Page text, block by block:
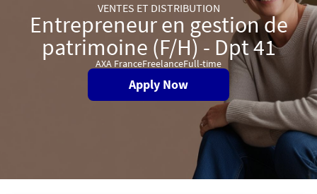
MY APPLICATIONS MY PROFILE
VENTES ET DISTRIBUTION
Entrepreneur en gestion de
patrimoine (F/H) - Dpt 41
AXA FranceFreelanceFull-time
Apply Now